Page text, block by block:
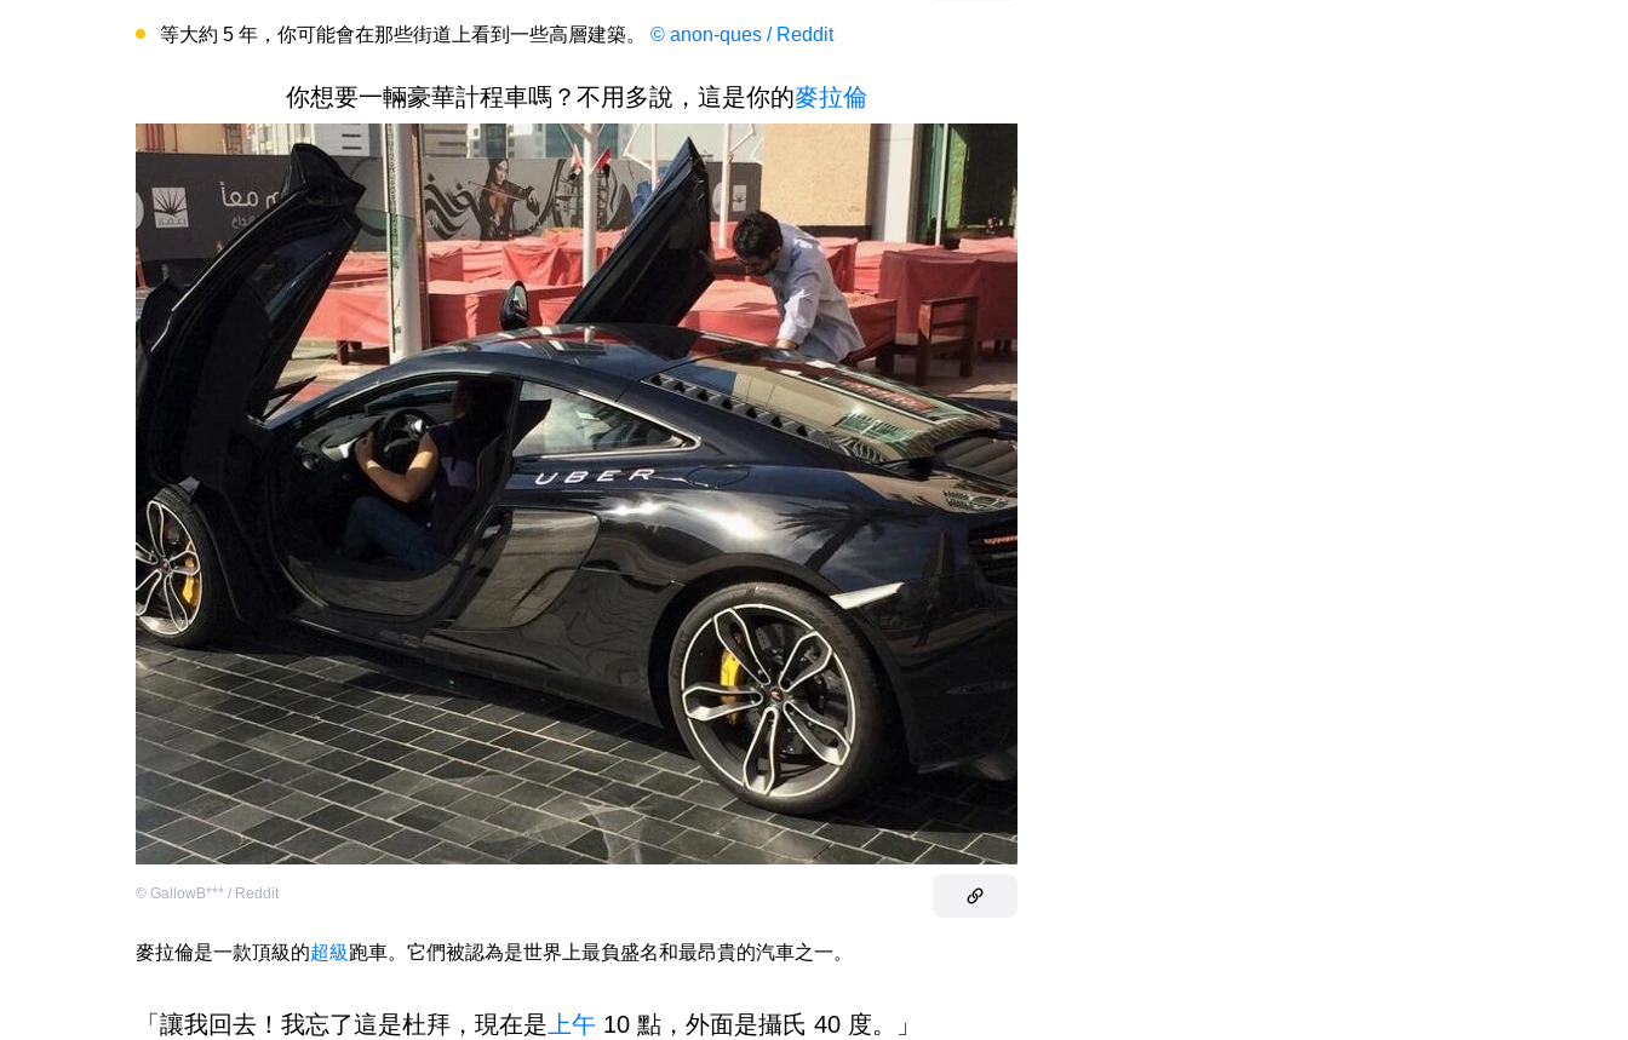
等大約 5 年，你可能會在那些街道上看到一些高層建築。 © anon-ques / Reddit
你想要一輛豪華計程車嗎？不用多說，這是你的麥拉倫
© GallowB*** / Reddit
麥拉倫是一款頂級的超級跑車。它們被認為是世界上最負盛名和最昂貴的汽車之一。
「讓我回去！我忘了這是杜拜，現在是 上午 10 點，外面是攝氏 40 度。」